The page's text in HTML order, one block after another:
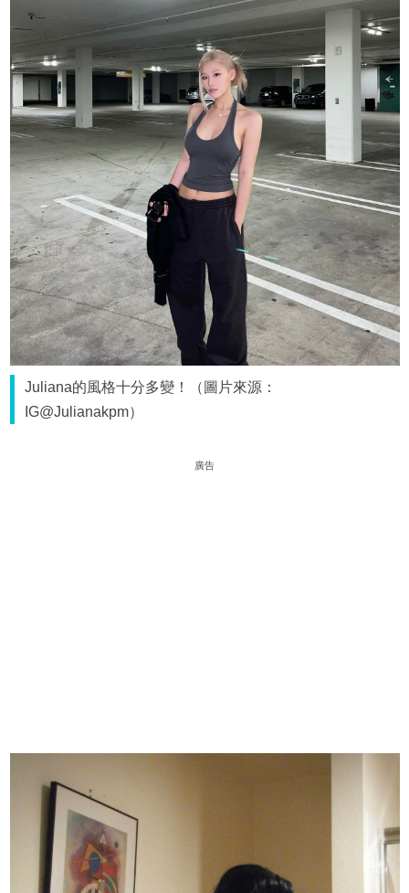
Juliana的風格十分多變！（圖片來源：
IG@Julianakpm）
廣告